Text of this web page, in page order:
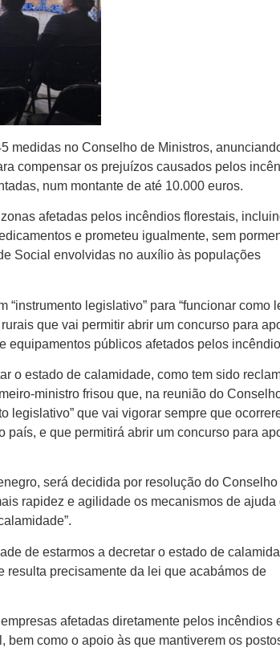
medidas no Conselho de Ministros,
compensar os prejuízos causados pelos
num montante de até 10.000 euros.
afetadas pelos incêndios florestais,
e prometeu igualmente, sem
Social envolvidas no auxílio às populações
legislativo” para “funcionar como
que vai permitir abrir um concurso para
equipamentos públicos afetados pelos
o estado de calamidade, como tem sido
ministro frisou que, na reunião do
legislativo” que vai vigorar sempre que
e que permitirá abrir um concurso para
será decidida por resolução do Conselho
rapidez e agilidade os mecanismos de ajuda
de estarmos a decretar o estado de
resulta precisamente da lei que acabámos de
afetadas diretamente pelos incêndios
como o apoio às que mantiverem os